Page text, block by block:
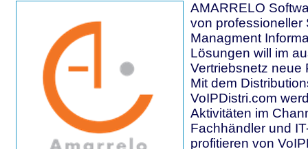
AMARRELO
von professioneller
Managment
Lösungen will im
Vertriebsnetz neue
Mit dem
VoIPDistri.com
Aktivitäten im
Fachhändler und
profitieren von